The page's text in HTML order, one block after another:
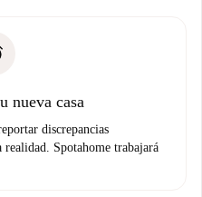
nueva casa
discrepancias
Spotahome trabajará